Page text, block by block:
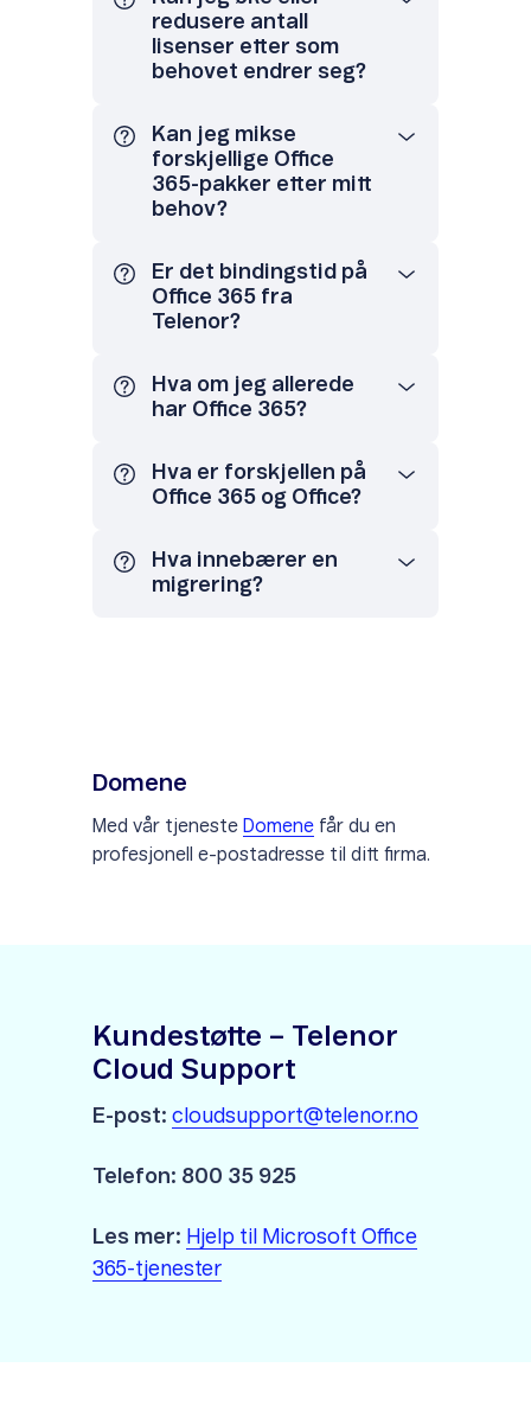
redusere antall
lisenser etter som
behovet endrer seg?
Kan jeg mikse
forskjellige Office
365-pakker etter mitt
behov?
Er det bindingstid på
Office 365 fra
Telenor?
Hva om jeg allerede
har Office 365?
Hva er forskjellen på
Office 365 og Office?
Hva innebærer en
migrering?
Domene
Med vår tjeneste Domene får du en
profesjonell e-postadresse til ditt firma.
Kundestøtte – Telenor
Cloud Support
E-post: cloudsupport@telenor.no
Telefon: 800 35 925
Les mer: Hjelp til Microsoft Office
365-tjenester